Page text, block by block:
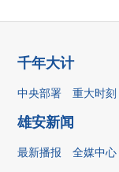
千年大计
中央部署 重大时刻
雄安新闻
最新播报 全媒中心